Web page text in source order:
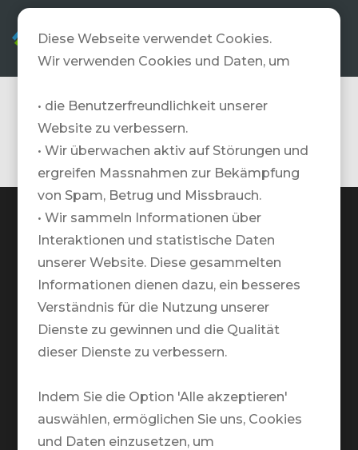
DE
WorldAm
TRAVELZONE AG
Google Maps Standort
+41 41 552 55 00
Montag bis Freitag:
09.00 - 12.00 / 13.00 - 18.00
Diese Webseite verwendet Cookies.
Wir verwenden Cookies und Daten, um
• die Benutzerfreundlichkeit unserer
Website zu verbessern.
• Wir überwachen aktiv auf Störungen und
ergreifen Massnahmen zur Bekämpfung
von Spam, Betrug und Missbrauch.
• Wir sammeln Informationen über
Interaktionen und statistische Daten
unserer Website. Diese gesammelten
Informationen dienen dazu, ein besseres
Verständnis für die Nutzung unserer
Dienste zu gewinnen und die Qualität
dieser Dienste zu verbessern.
Indem Sie die Option 'Alle akzeptieren'
auswählen, ermöglichen Sie uns, Cookies
und Daten einzusetzen, um